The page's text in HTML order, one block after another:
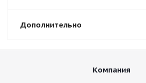
Дополнительно
Компания